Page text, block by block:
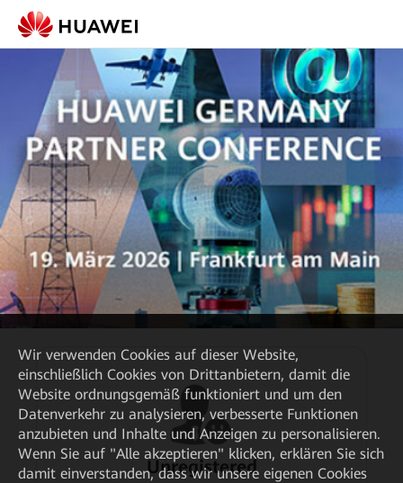
Unregistered
Wir verwenden Cookies auf dieser Website,
einschließlich Cookies von Drittanbietern, damit die
Website ordnungsgemäß funktioniert und um den
Datenverkehr zu analysieren, verbesserte Funktionen
anzubieten und Inhalte und Anzeigen zu personalisieren.
Wenn Sie auf "Alle akzeptieren" klicken, erklären Sie sich
damit einverstanden, dass wir unsere eigenen Cookies